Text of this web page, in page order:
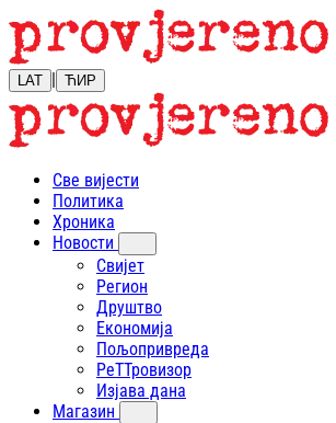
LAT | ЋИР
Све вијести
Политика
Хроника
Новости
Свијет
Регион
Друштво
Економија
Пољопривреда
РеТТровизор
Изјава дана
Магазин